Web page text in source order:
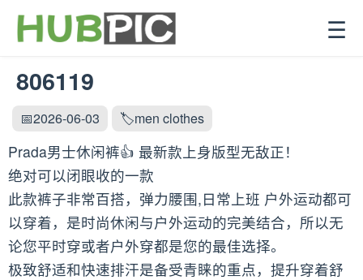
☰
806119
📅2026-06-03 🏷️men clothes
Prada男士休闲裤👍 最新款上身版型无敌正！
绝对可以闭眼收的一款
此款裤子非常百搭，弹力腰围,日常上班 户外运动都可
以穿着，是时尚休闲与户外运动的完美结合，所以无
论您平时穿或者户外穿都是您的最佳选择。
极致舒适和快速排汗是备受青睐的重点，提升穿着舒